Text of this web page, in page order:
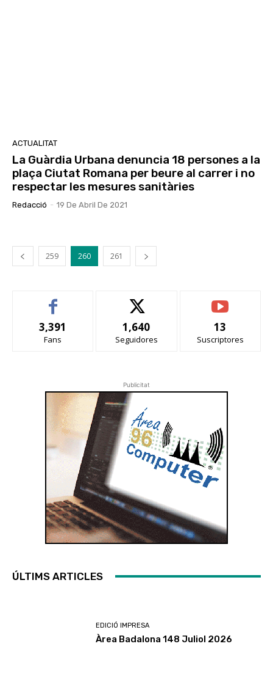
ACTUALITAT
La Guàrdia Urbana denuncia 18 persones a la
plaça Ciutat Romana per beure al carrer i no
respectar les mesures sanitàries
Redacció - 19 De Abril De 2021
259 260 261
3,391
Fans
1,640
Seguidores
13
Suscriptores
Publicitat
ÚLTIMS ARTICLES
EDICIÓ IMPRESA
Àrea Badalona 148 Juliol 2026